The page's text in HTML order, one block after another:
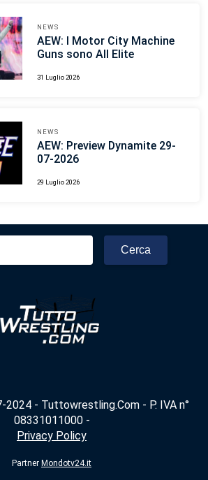
NEWS
AEW: I Motor City Machine
Guns sono All Elite
31 Luglio 2026
NEWS
AEW: Preview Dynamite 29-
07-2026
29 Luglio 2026
- Tuttowrestling.Com - P. IVA n°
08331011000 -
Privacy Policy
Partner Mondotv24.it